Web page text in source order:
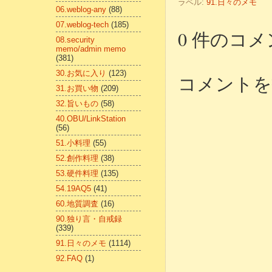
ラベル: 91.日々のメモ
0 件のコメ
コメント
06.weblog-any (88)
07.weblog-tech (185)
08.security
memo/admin memo
(381)
30.お気に入り (123)
31.お買い物 (209)
32.旨いもの (58)
40.OBU/LinkStation
(56)
51.小料理 (55)
52.創作料理 (38)
53.硬件料理 (135)
54.19AQ5 (41)
60.地質調査 (16)
90.独り言・自戒録
(339)
91.日々のメモ (1114)
92.FAQ (1)